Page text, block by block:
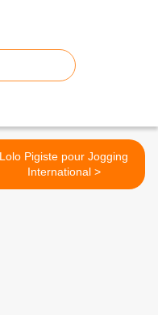
Lolo Pigiste pour Jogging
International >